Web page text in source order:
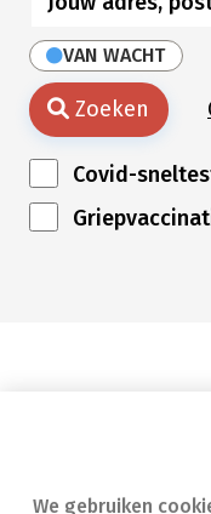
We gebruiken
VAN WACHT
Zoeken
Covid-